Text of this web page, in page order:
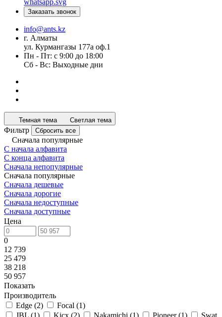
Заказать звонок
info@ants.kz
г. Алматы
ул. Курмангазы 177а оф.1
Пн - Пт: с 9:00 до 18:00
Сб - Вс: Выходные дни
Темная тема Светлая тема
Фильтр Сбросить все
Сначала популярные
С начала алфавита
С конца алфавита
Сначала непопулярные
Сначала популярные
Сначала дешевые
Сначала дорогие
Сначала недоступные
Сначала доступные
Цена
0
12 739
25 479
38 218
50 957
Показать
Производитель
Edge (2) Focal (1)
JBL (1) Kicx (2) Nakamichi (1) Pioneer(1) Swat